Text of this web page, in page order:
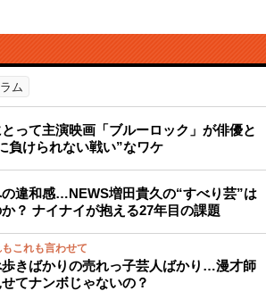
ム
って主演映画「ブルーロック」が俳優と
負けられない戦い”なワケ
の違和感…NEWS増田貴久の“すべり芸”は
？ ナイナイが抱える27年目の課題
これも言わせて
きばかりの売れっ子芸人ばかり…漫才師
てナンボじゃないの？